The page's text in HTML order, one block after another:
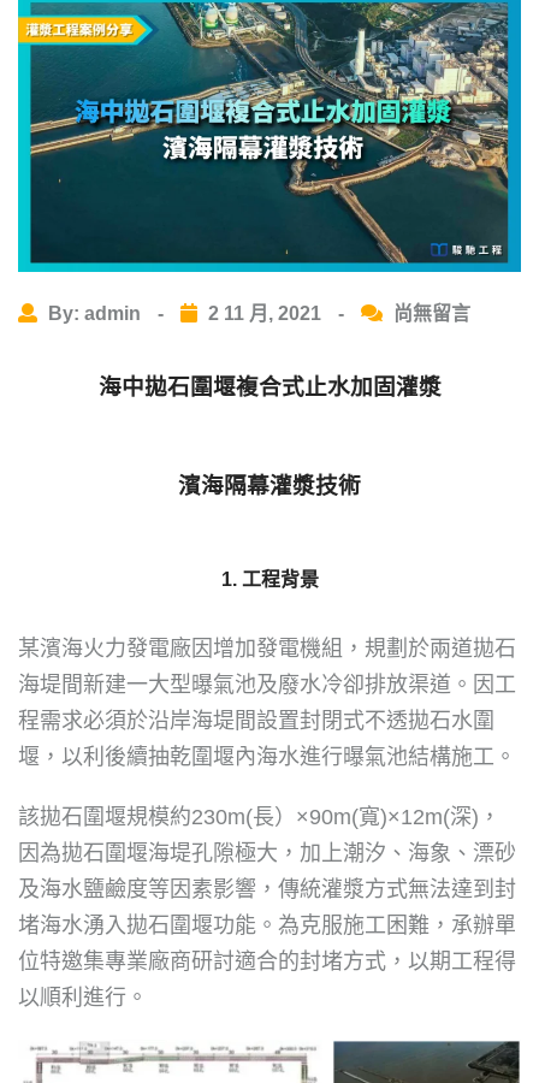
By: admin - 2 11 月, 2021 - 尚無留言
海中拋石圍堰複合式止水加固灌漿
濱海隔幕灌漿技術
1. 工程背景
某濱海火力發電廠因增加發電機組，規劃於兩道拋石
海堤間新建一大型曝氣池及廢水冷卻排放渠道。因工
程需求必須於沿岸海堤間設置封閉式不透拋石水圍
堰，以利後續抽乾圍堰內海水進行曝氣池結構施工。
該拋石圍堰規模約230m(長）×90m(寬)×12m(深)，
因為拋石圍堰海堤孔隙極大，加上潮汐、海象、漂砂
及海水鹽鹼度等因素影響，傳統灌漿方式無法達到封
堵海水湧入拋石圍堰功能。為克服施工困難，承辦單
位特邀集專業廠商研討適合的封堵方式，以期工程得
以順利進行。